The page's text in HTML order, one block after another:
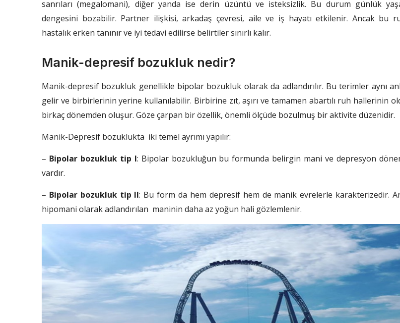
sanrıları (megalomani), diğer yanda ise derin üzüntü ve isteksizlik. Bu durum günlük
dengesini bozabilir. Partner ilişkisi, arkadaş çevresi, aile ve iş hayatı etkilenir. Ancak bu
hastalık erken tanınır ve iyi tedavi edilirse belirtiler sınırlı kalır.
Manik-depresif bozukluk nedir?
Manik-depresif bozukluk genellikle bipolar bozukluk olarak da adlandırılır. Bu terimler aynı
gelir ve birbirlerinin yerine kullanılabilir. Birbirine zıt, aşırı ve tamamen abartılı ruh hallerinin
birkaç dönemden oluşur. Göze çarpan bir özellik, önemli ölçüde bozulmuş bir aktivite düzenidir.
Manik-Depresif bozuklukta iki temel ayrımı yapılır:
– Bipolar bozukluk tip I: Bipolar bozukluğun bu formunda belirgin mani ve depresyon
vardır.
– Bipolar bozukluk tip II: Bu form da hem depresif hem de manik evrelerle karakterizedir.
hipomani olarak adlandırılan maninin daha az yoğun hali gözlemlenir.